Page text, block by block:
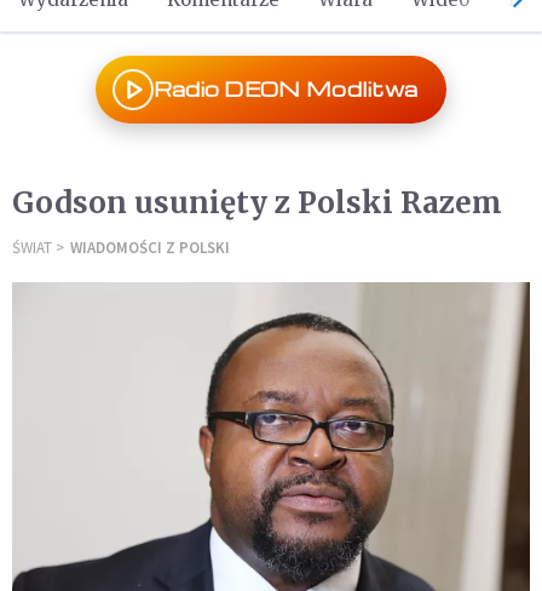
Radio DEON Modlitwa
Godson usunięty z Polski Razem
ŚWIAT WIADOMOŚCI Z POLSKI